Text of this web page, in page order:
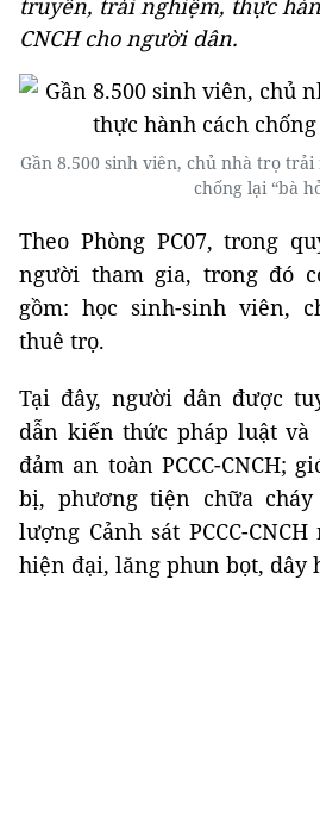
truyền, trải nghiệm, thực
CNCH cho người dân.
Gần 8.500 sinh viên, chủ nhà trọ
chống lại “bà
Theo Phòng PC07, trong
người tham gia, trong đó
gồm: học sinh-sinh viên,
thuê trọ.
Tại đây, người dân được
dẫn kiến thức pháp luật và
đảm an toàn PCCC-CNCH;
bị, phương tiện chữa cháy
lượng Cảnh sát PCCC-
hiện đại, lăng phun bọt, dây